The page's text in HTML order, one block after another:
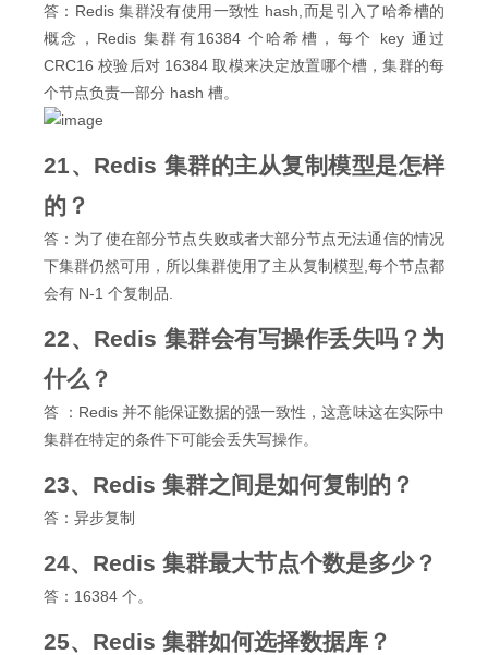
答：Redis 集群没有使用一致性 hash,而是引入了哈希槽的
概念，Redis 集群有16384 个哈希槽，每个 key 通过
CRC16 校验后对 16384 取模来决定放置哪个槽，集群的每
个节点负责一部分 hash 槽。
21、Redis 集群的主从复制模型是怎样
的？
答：为了使在部分节点失败或者大部分节点无法通信的情况
下集群仍然可用，所以集群使用了主从复制模型,每个节点都
会有 N-1 个复制品.
22、Redis 集群会有写操作丢失吗？为
什么？
答 ：Redis 并不能保证数据的强一致性，这意味这在实际中
集群在特定的条件下可能会丢失写操作。
23、Redis 集群之间是如何复制的？
答：异步复制
24、Redis 集群最大节点个数是多少？
答：16384 个。
25、Redis 集群如何选择数据库？